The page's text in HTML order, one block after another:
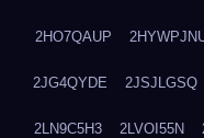
2HO7QAUP
2JG4QYDE 2JSJLGSQ
2LN9C5H3 2LVOI55N